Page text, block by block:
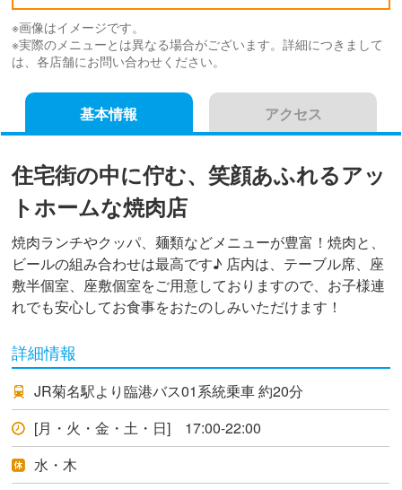
※画像はイメージです。
※実際のメニューとは異なる場合がございます。詳細につきまして
は、各店舗にお問い合わせください。
基本情報 アクセス
住宅街の中に佇む、笑顔あふれるアッ
トホームな焼肉店
焼肉ランチやクッパ、麺類などメニューが豊富！焼肉と、
ビールの組み合わせは最高です♪ 店内は、テーブル席、座
敷半個室、座敷個室をご用意しておりますので、お子様連
れでも安心してお食事をおたのしみいただけます！
詳細情報
JR菊名駅より臨港バス01系統乗車 約20分
[月・火・金・土・日] 17:00-22:00
水・木